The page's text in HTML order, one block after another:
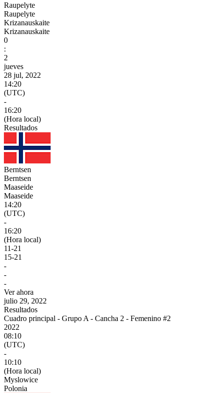
Raupelyte
Raupelyte
Krizanauskaite
Krizanauskaite
0
:
2
jueves
28 jul, 2022
14:20
(UTC)
-
16:20
(Hora local)
Resultados
Berntsen
Berntsen
Maaseide
Maaseide
14:20
(UTC)
-
16:20
(Hora local)
11-21
15-21
-
-
-
Ver ahora
julio 29, 2022
Resultados
Cuadro principal - Grupo A - Cancha 2 - Femenino #2
2022
08:10
(UTC)
-
10:10
(Hora local)
Myslowice
Polonia